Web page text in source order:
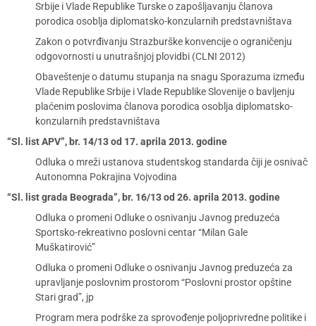
Srbije i Vlade Republike Turske o zapošljavanju članova
porodica osoblja diplomatsko-konzularnih predstavništava
Zakon o potvrđivanju Strazburške konvencije o ograničenju
odgovornosti u unutrašnjoj plovidbi (CLNI 2012)
Obaveštenje o datumu stupanja na snagu Sporazuma između
Vlade Republike Srbije i Vlade Republike Slovenije o bavljenju
plaćenim poslovima članova porodica osoblja diplomatsko-
konzularnih predstavništava
“Sl. list APV”, br. 14/13 od 17. aprila 2013. godine
Odluka o mreži ustanova studentskog standarda čiji je osnivač
Autonomna Pokrajina Vojvodina
“Sl. list grada Beograda”, br. 16/13 od 26. aprila 2013. godine
Odluka o promeni Odluke o osnivanju Javnog preduzeća
Sportsko-rekreativno poslovni centar “Milan Gale
Muškatirović”
Odluka o promeni Odluke o osnivanju Javnog preduzeća za
upravljanje poslovnim prostorom “Poslovni prostor opštine
Stari grad”, jp
Program mera podrške za sprovođenje poljoprivredne politike i